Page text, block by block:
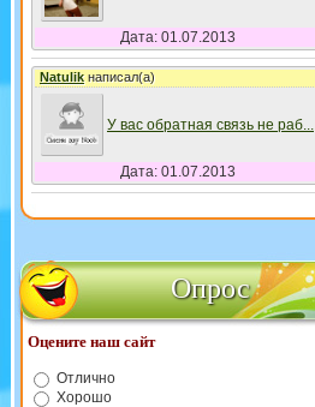
Дата: 01.07.2013
Natulikнаписал(а)
У вас обратная связь не раб...
Дата: 01.07.2013
Опрос
Оцените наш сайт
Отлично
Хорошо